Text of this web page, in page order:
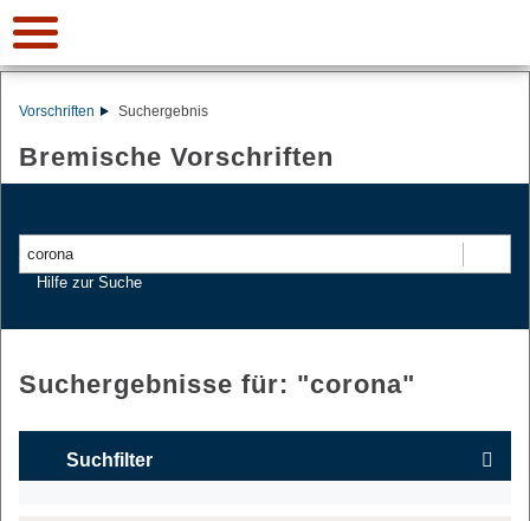
Vorschriften Suchergebnis
Bremische Vorschriften
Hilfe zur Suche
Suchergebnisse für: "corona"
Suchfilter